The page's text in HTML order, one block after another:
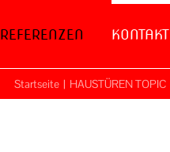
REFERENZEN KONTAKT
Startseite | HAUSTÜREN TOPIC